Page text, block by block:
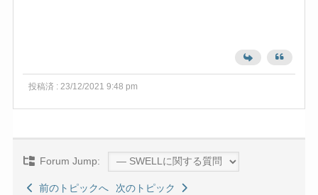
投稿済 : 23/12/2021 9:48 pm
Forum Jump:
前のトピックへ 次のトピック